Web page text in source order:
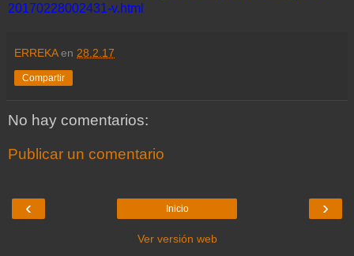
20170228002431-v.html
ERREKA en 28.2.17
Compartir
No hay comentarios:
Publicar un comentario
‹ ›
Inicio
Ver versión web